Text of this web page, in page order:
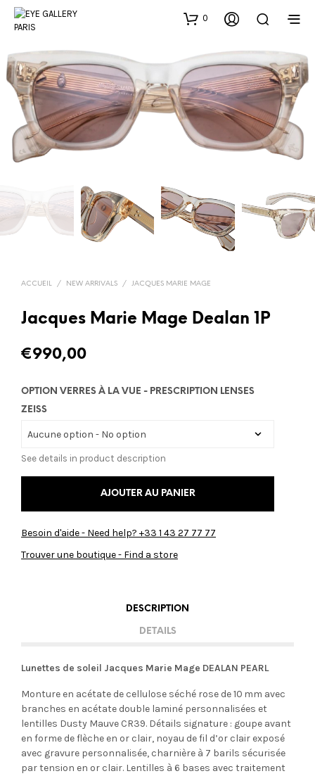
0
ACCUEIL / NEW ARRIVALS / JACQUES MARIE MAGE
Jacques Marie Mage Dealan 1P
€990,00
OPTION VERRES À LA VUE - PRESCRIPTION LENSES
ZEISS
See details in product description
AJOUTER AU PANIER
Besoin d'aide - Need help? +33 1 43 27 77 77
Trouver une boutique - Find a store
DESCRIPTION
DETAILS
Lunettes de soleil Jacques Marie Mage DEALAN PEARL
Monture en acétate de cellulose séché rose de 10 mm avec
branches en acétate double laminé personnalisées et
lentilles Dusty Mauve CR39. Détails signature : goupe avant
en forme de flèche en or clair, noyau de fil d’or clair exposé
avec gravure personnalisée, charnière à 7 barils sécurisée
par tension en or clair. Lentilles à 6 bases avec traitement